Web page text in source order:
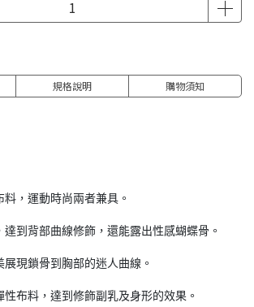
規格說明 購物須知
，運動時尚兩者兼具。
到背部曲線修飾，還能露出性感蝴蝶骨。
現鎖骨到胸部的迷人曲線。
布料，達到修飾副乳及身形的效果。